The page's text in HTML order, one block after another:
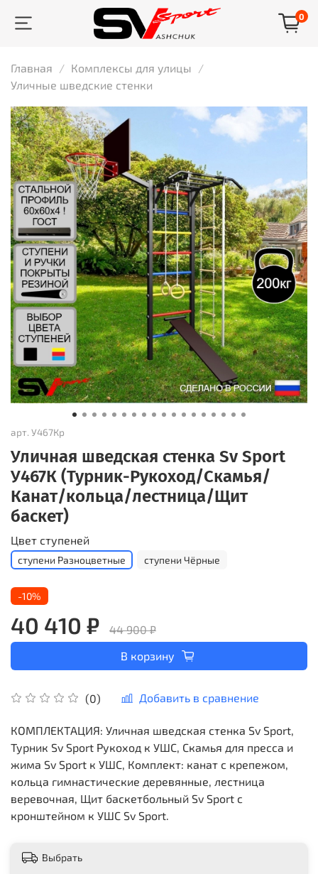
0
Главная
Комплексы для улицы
Уличные шведские стенки
арт. У467Кр
Уличная шведская стенка Sv Sport
У467К (Турник-Рукоход/Скамья/
Канат/кольца/лестница/Щит
баскет)
(0) Добавить в сравнение
Цвет ступеней
ступени Разноцветные ступени Чёрные
-10%
40 410 ₽
44 900 ₽
В корзину
КОМПЛЕКТАЦИЯ: Уличная шведская стенка Sv Sport,
Турник Sv Sport Рукоход к УШС, Скамья для пресса и
жима Sv Sport к УШС, Комплект: канат с крепежом,
кольца гимнастические деревянные, лестница
веревочная, Щит баскетбольный Sv Sport c
кронштейном к УШС Sv Sport.
Выбрать